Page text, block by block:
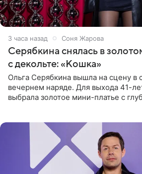
3 часа назад Соня Жарова
Серябкина снялась в
с декольте: «Кошка»
Ольга Серябкина вышла на сцену в
вечернем наряде. Для выхода 41-
выбрала золотое мини-платье с